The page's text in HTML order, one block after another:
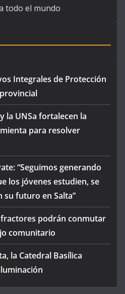
todo el mundo
Integrales de Protección
la UNSa fortalecen la
para resolver
“Seguimos generando
los jóvenes estudien, se
su futuro en Salta”
podrán conmutar
comunitario
la Catedral Basílica